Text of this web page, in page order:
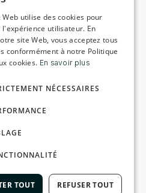
utilise des cookies pour
utilisateur. En
site Web, vous acceptez tous
conformément à notre Politique
cookies. En savoir plus
NÉCESSAIRES
TOUT REFUSER TOUT